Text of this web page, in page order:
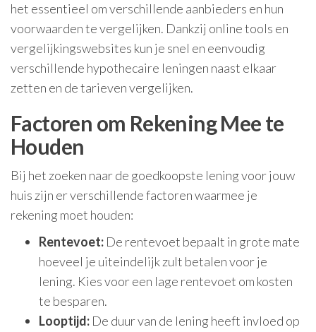
het essentieel om verschillende aanbieders en hun
voorwaarden te vergelijken. Dankzij online tools en
vergelijkingswebsites kun je snel en eenvoudig
verschillende hypothecaire leningen naast elkaar
zetten en de tarieven vergelijken.
Factoren om Rekening Mee te
Houden
Bij het zoeken naar de goedkoopste lening voor jouw
huis zijn er verschillende factoren waarmee je
rekening moet houden:
Rentevoet: De rentevoet bepaalt in grote mate
hoeveel je uiteindelijk zult betalen voor je
lening. Kies voor een lage rentevoet om kosten
te besparen.
Looptijd: De duur van de lening heeft invloed op